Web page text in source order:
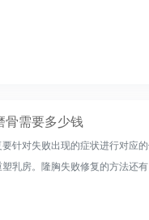
骨需要多少钱
针对失败出现的症状进行对应
乳房。隆胸失败修复的方法还